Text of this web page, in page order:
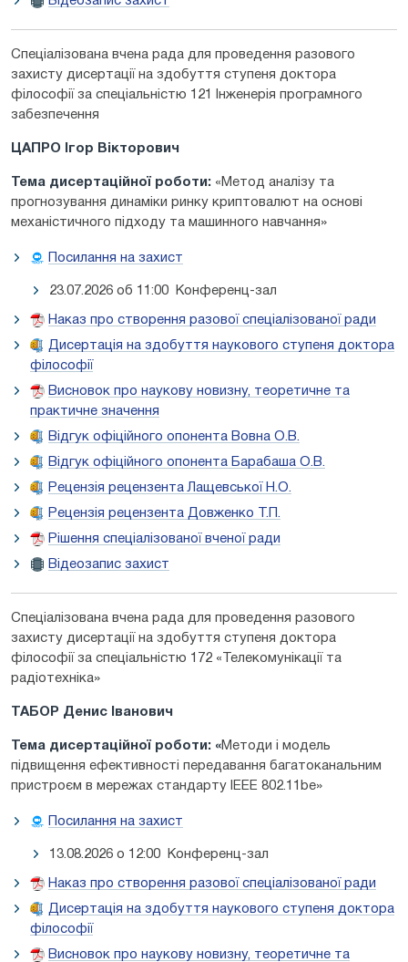
Спеціалізована вчена рада для проведення разового
захисту дисертації на здобуття ступеня доктора
філософії за спеціальністю 121 Інженерія програмного
забезпечення
ЦАПРО Ігор Вікторович
Тема дисертаційної роботи: «Метод аналізу та
прогнозування динаміки ринку криптовалют на основі
механістичного підходу та машинного навчання»
Посилання на захист
23.07.2026 об 11:00 Конференц-зал
Наказ про створення разової спеціалізованої ради
Дисертація на здобуття наукового ступеня доктора
філософії
Висновок про наукову новизну, теоретичне та
практичне значення
Відгук офіційного опонента Вовна О.В.
Відгук офіційного опонента Барабаша О.В.
Рецензія рецензента Лащевської Н.О.
Рецензія рецензента Довженко Т.П.
Рішення спеціалізованої вченої ради
Відеозапис захист
Спеціалізована вчена рада для проведення разового
захисту дисертації на здобуття ступеня доктора
філософії за спеціальністю 172 «Телекомунікації та
радіотехніка»
ТАБОР Денис Іванович
Тема дисертаційної роботи: «Методи і модель
підвищення ефективності передавання багатоканальним
пристроєм в мережах стандарту IEEE 802.11be»
Посилання на захист
13.08.2026 о 12:00 Конференц-зал
Наказ про створення разової спеціалізованої ради
Дисертація на здобуття наукового ступеня доктора
філософії
Висновок про наукову новизну, теоретичне та